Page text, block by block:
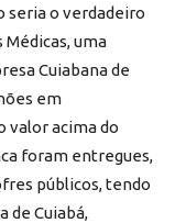
seria o verdadeiro
uma
Cuiabana de
em
valor acima do
foram entregues,
públicos, tendo
de Cuiabá,